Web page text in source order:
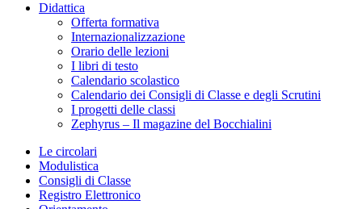
Didattica
Offerta formativa
Internazionalizzazione
Orario delle lezioni
I libri di testo
Calendario scolastico
Calendario dei Consigli di Classe e degli Scrutini
I progetti delle classi
Zephyrus – Il magazine del Bocchialini
Le circolari
Modulistica
Consigli di Classe
Registro Elettronico